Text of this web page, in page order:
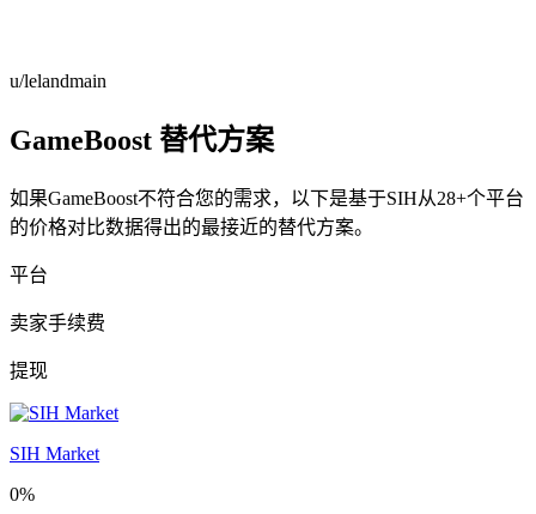
u/lelandmain
GameBoost 替代方案
如果GameBoost不符合您的需求，以下是基于SIH从28+个平台
的价格对比数据得出的最接近的替代方案。
平台
卖家手续费
提现
SIH Market
0%